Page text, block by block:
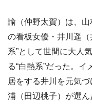
諭（仲野太賀）は、
の看板女優・井川遥
系”として世間に大人
る“白熱系”だった。
居をする井川を元気
浦（田辺桃子）が選